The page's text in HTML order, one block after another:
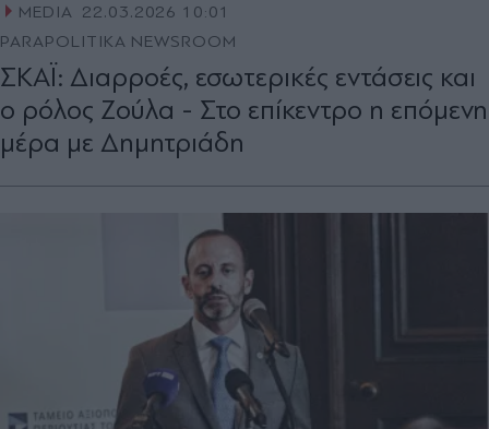
MEDIA
22.03.2026 10:01
PARAPOLITIKA NEWSROOM
ΣΚΑΪ: Διαρροές, εσωτερικές εντάσεις και
ο ρόλος Ζούλα - Στο επίκεντρο η επόμενη
μέρα με Δημητριάδη